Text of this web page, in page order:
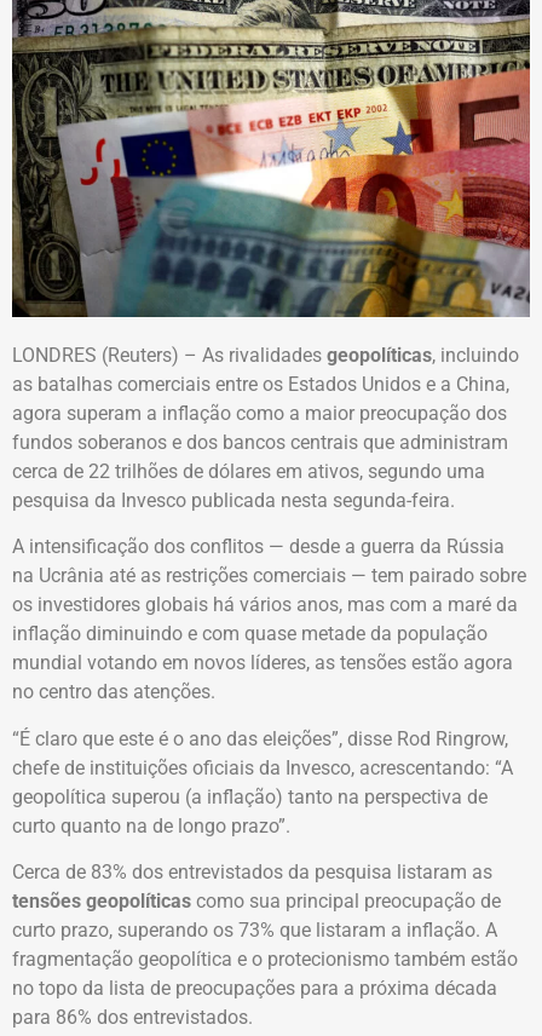
LONDRES (Reuters) – As rivalidades geopolíticas, incluindo
as batalhas comerciais entre os Estados Unidos e a China,
agora superam a inflação como a maior preocupação dos
fundos soberanos e dos bancos centrais que administram
cerca de 22 trilhões de dólares em ativos, segundo uma
pesquisa da Invesco publicada nesta segunda-feira.
A intensificação dos conflitos — desde a guerra da Rússia
na Ucrânia até as restrições comerciais — tem pairado sobre
os investidores globais há vários anos, mas com a maré da
inflação diminuindo e com quase metade da população
mundial votando em novos líderes, as tensões estão agora
no centro das atenções.
“É claro que este é o ano das eleições”, disse Rod Ringrow,
chefe de instituições oficiais da Invesco, acrescentando: “A
geopolítica superou (a inflação) tanto na perspectiva de
curto quanto na de longo prazo”.
Cerca de 83% dos entrevistados da pesquisa listaram as
tensões geopolíticas como sua principal preocupação de
curto prazo, superando os 73% que listaram a inflação. A
fragmentação geopolítica e o protecionismo também estão
no topo da lista de preocupações para a próxima década
para 86% dos entrevistados.